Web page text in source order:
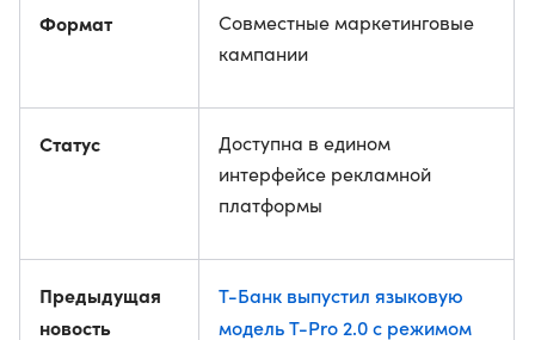
Формат
Совместные маркетинговые
кампании
Статус
Доступна в едином
интерфейсе рекламной
платформы
Предыдущая
новость
Т-Банк выпустил языковую
модель T-Pro 2.0 с режимом